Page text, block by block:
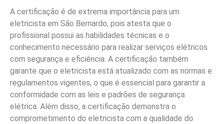
A certificação é de extrema importância para um
eletricista em São Bernardo, pois atesta que o
profissional possui as habilidades técnicas e o
conhecimento necessário para realizar serviços elétricos
com segurança e eficiência. A certificação também
garante que o eletricista está atualizado com as normas e
regulamentos vigentes, o que é essencial para garantir a
conformidade com as leis e padrões de segurança
elétrica. Além disso, a certificação demonstra o
comprometimento do eletricista com a qualidade do